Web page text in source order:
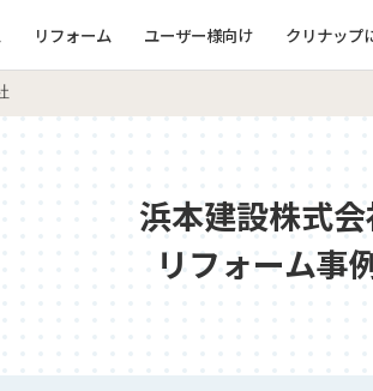
リフォーム ユーザー様向け クリナップ
浜本建設株式
リフォーム事